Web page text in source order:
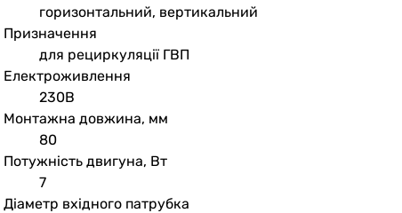
горизонтальний, вертикальний
Призначення
для рециркуляції ГВП
Електроживлення
230В
Монтажна довжина, мм
80
Потужність двигуна, Вт
7
Діаметр вхідного патрубка